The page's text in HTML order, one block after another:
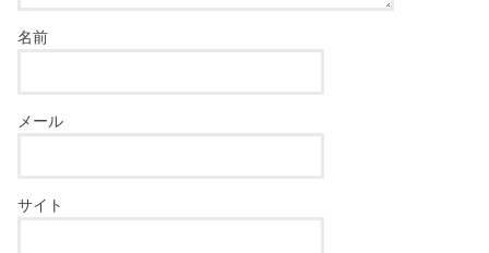
名前
メール
サイト